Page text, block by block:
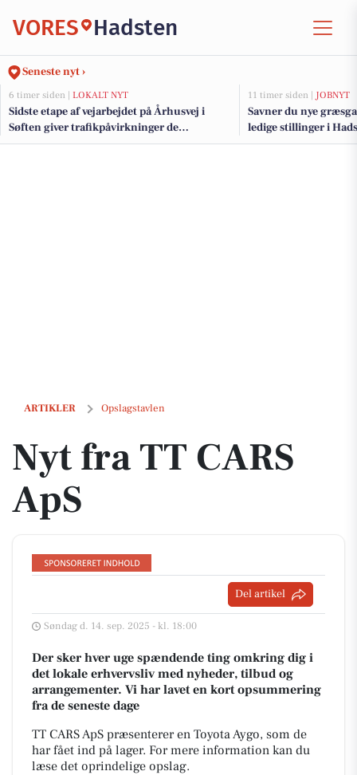
VORES Hadsten
Seneste nyt ›
6 timer siden | LOKALT NYT
Sidste etape af vejarbejdet på Århusvej i
Søften giver trafikpåvirkninger de
kommende uger
11 timer siden | JOBNYT
Savner du nye
ledige stillinger i
ARTIKLER Opslagstavlen
Nyt fra TT CARS ApS
Nyt fra TT CARS
ApS
Del artikel
Søndag d. 14. sep. 2025 - kl. 18:00
Der sker hver uge spændende ting omkring dig i
det lokale erhvervsliv med nyheder, tilbud og
arrangementer. Vi har lavet en kort opsummering
fra de seneste dage
TT CARS ApS præsenterer en Toyota Aygo, som de
har fået ind på lager. For mere information kan du
læse det oprindelige opslag.